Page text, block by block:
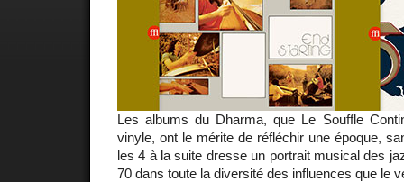
Les albums du Dharma, que Le Souffle
vinyle, ont le mérite de réfléchir une époque,
les 4 à la suite dresse un portrait musical des
70 dans toute la diversité des influences que le